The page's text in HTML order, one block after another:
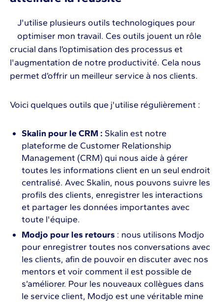
J'utilise plusieurs outils technologiques pour
optimiser mon travail. Ces outils jouent un rôle
crucial dans l’optimisation des processus et
l'augmentation de notre productivité. Cela nous
permet d’offrir un meilleur service à nos clients.
Voici quelques outils que j'utilise régulièrement :
Skalin pour le CRM : Skalin est notre
plateforme de Customer Relationship
Management (CRM) qui nous aide à gérer
toutes les informations client en un seul endroit
centralisé. Avec Skalin, nous pouvons suivre les
profils des clients, enregistrer les interactions
et partager les données importantes avec
toute l'équipe.
Modjo pour les retours : nous utilisons Modjo
pour enregistrer toutes nos conversations avec
les clients, afin de pouvoir en discuter avec nos
mentors et voir comment il est possible de
s’améliorer. Pour les nouveaux collègues dans
le service client, Modjo est une véritable mine